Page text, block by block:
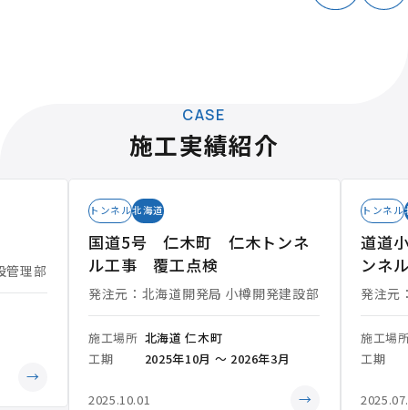
CASE
施工実績紹介
管理部
→
トンネル北海道
国道5号 仁木町 仁木トンネ
ル工事 覆工点検
発注元：北海道開発局 小樽開発建設部
施工場所 北海道 仁木町
工期
2025年10月 ～ 2026年3月
2025.10.01 →
トンネル
道道
ンネ
発注元
施工場
工期